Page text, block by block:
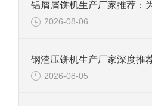
2026-08-06
2026-08-05